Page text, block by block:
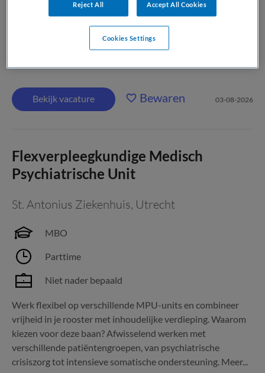
ouderen? Voor onze teams in Amsterdam Centrum en
Amsterdam Zuid-Oost zoeken we een enthousiaste collega
die graag zelfstandig werkt, houdt van afwisseling en zich
wil inzetten voor ouderen met psychische kwetsbaarheid.
Bekijk vacature Bewaren 03-08-2026
Flexverpleegkundige Medisch
Psychiatrische Unit
St. Antonius Ziekenhuis, Utrecht
MBO
Parttime
Niet nader bepaald
Werk flexibel op verschillende MPU-units en combineer
vrijheid in je rooster met inhoudelijke verdieping. Waarom
kiezen voor deze baan? Afwisselend werken met
verschillende patiëntengroepen, van psychiatrische
crisiszorg tot intensieve somatische ondersteuning. Meer...
Reject All Accept All Cookies
Cookies Settings